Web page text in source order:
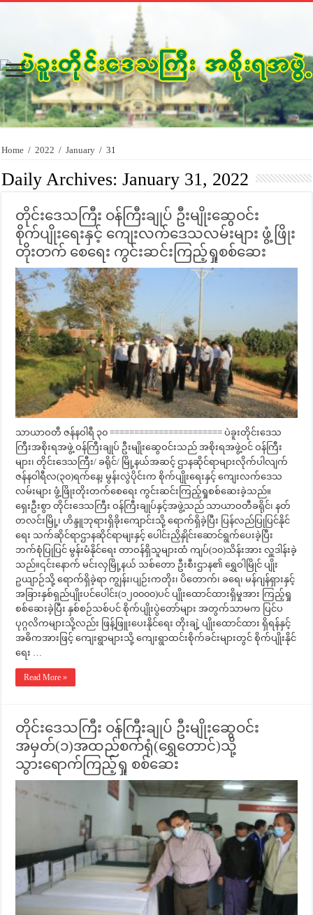
Home / 2022 / January / 31
Daily Archives:January 31, 2022
တိုင်းဒေသကြီး ဝန်ကြီးချုပ် ဦးမျိုးဆွေဝင်း
စိုက်ပျိုးရေးနှင့် ကျေးလက်ဒေသလမ်းများ ဖွံ့ဖြိုး
တိုးတက် စေရေး ကွင်းဆင်းကြည့်ရှုစစ်ဆေး
သာယာဝတီ ဇန်နဝါရီ ၃၀ ======================= ပဲခူးတိုင်းဒေသ
ကြီးအစိုးရအဖွဲ့ ဝန်ကြီးချုပ် ဦးမျိုးဆွေဝင်းသည် အစိုးရအဖွဲ့ဝင် ဝန်ကြီး
များ၊ တိုင်းဒေသကြီး/ ခရိုင်/ မြို့နယ်အဆင့် ဌာနဆိုင်ရာများလိုက်ပါလျက်
ဇန်နဝါရီလ(၃၀)ရက်နေ့၊ မွန်းလွဲပိုင်းက စိုက်ပျိုးရေးနှင့် ကျေးလက်ဒေသ
လမ်းများ ဖွံ့ဖြိုးတိုးတက်စေရေး ကွင်းဆင်းကြည့်ရှုစစ်ဆေးခဲ့သည်။
ရှေးဦးစွာ တိုင်းဒေသကြီး ဝန်ကြီးချုပ်နှင့်အဖွဲ့သည် သာယာဝတီခရိုင်၊ နတ်
တလင်းမြို့၊ ဟိန္ဒူဘုရားရှိခိုးကျောင်းသို့ ရောက်ရှိခဲ့ပြီး ပြန်လည်ပြုပြင်နိုင်
ရေး သက်ဆိုင်ရာဌာနဆိုင်ရာမျးနှင့် ပေါင်းညှိနှိုင်းဆောင်ရွက်ပေးခဲ့ပြီး
ဘက်စုံပြုပြင် မွန်းမံနိုင်ရေး တာဝန်ရှိသူများထံ ကျပ်(၁၀)သိန်းအား လှူဒါန်းခဲ့
သည်။၎င်းနောက် မင်းလှမြို့နယ် သစ်တော ဦးစီးဌာန၏ ရွှေဝါမြိုင် ပျိုး
ဥယျာဉ်သို့ ရောက်ရှိခဲ့ရာ ကျွန်း၊ပျဉ်းကတိုး၊ ပိတောက်၊ ခရေ၊ မန်ဂျန်ရှားနှင့်
အခြားနှစ်ရှည်ပျိုးပင်ပေါင်း(၁၂၀၀၀၀)ပင် ပျိုးထောင်ထားရှိမှုအား ကြည့်ရှု
စစ်ဆေးခဲ့ပြီး နှစ်စဉ်သစ်ပင် စိုက်ပျိုးပွဲတော်များ အတွက်သာမက ပြင်ပ
ပုဂ္ဂလိကများသို့လည်း ဖြန့်ဖြူးပေးနိုင်ရေး တိုးချဲ့ ပျိုးထောင်ထား ရှိရန်နှင့်
အဓိကအားဖြင့် ကျေးရွာများသို့ ကျေးရွာထင်းစိုက်ခင်းများတွင် စိုက်ပျိုးနိုင်
ရေး …
Read More »
တိုင်းဒေသကြီး ဝန်ကြီးချုပ် ဦးမျိုးဆွေဝင်း
အမှတ်(၁)အထည်စက်ရုံ(ရွှေတောင်)သို့
သွားရောက်ကြည့်ရှု စစ်ဆေး